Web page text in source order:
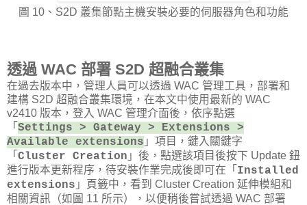
圖 10、S2D 叢集節點主機安裝必要的伺服器角色和功能
透過 WAC 部署 S2D 超融合叢集
在過去版本中，管理人員可以透過 WAC 管理工具，部署和
建構 S2D 超融合叢集環境，在本文中使用最新的 WAC
v2410 版本，登入 WAC 管理介面後，依序點選
「 Settings > Gateway > Extensions >
Available extensions 」項目，鍵入關鍵字
「 Cluster Creation 」後，點選該項目後按下 Update 鈕
進行版本更新程序，待安裝作業完成後即可在「 Installed
extensions 」頁籤中，看到 Cluster Creation 延伸模組和
相關資訊（如圖 11 所示），以便稍後嘗試透過 WAC 部署